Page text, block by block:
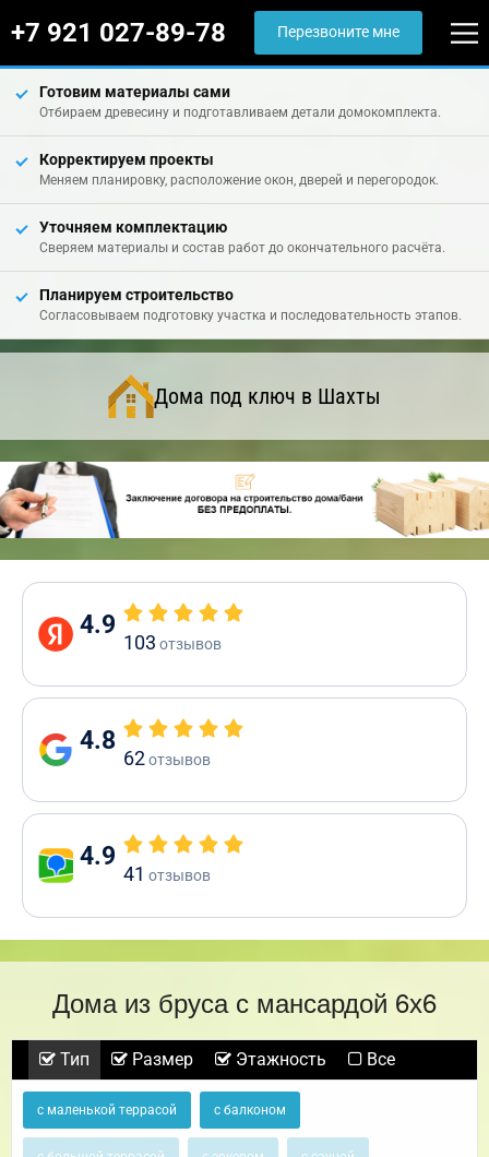
+7 921 027-89-78 Перезвоните мне
Готовим материалы сами
Отбираем древесину и подготавливаем детали домокомплекта.
Корректируем проекты
Меняем планировку, расположение окон, дверей и перегородок.
Уточняем комплектацию
Сверяем материалы и состав работ до окончательного расчёта.
Планируем строительство
Согласовываем подготовку участка и последовательность этапов.
Дома под ключ в Шахты
4.9
103 отзывов
4.8
62отзывов
4.9
41 отзывов
Дома из бруса с мансардой 6х6
Тип Размер Этажность Все
с маленькой террасой с балконом